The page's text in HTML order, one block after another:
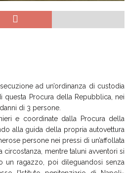
ad un’ordinanza di custodia
questa Procura della Repubblica, nei
di 3 persone.
e coordinate dalla Procura della
alla guida della propria autovettura
persone nei pressi di un’affollata
mentre taluni avventori si
un ragazzo, poi dileguandosi senza